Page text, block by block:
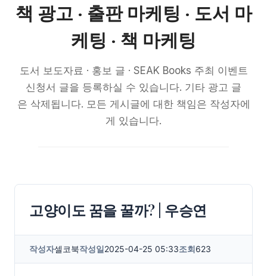
책 광고 · 출판 마케팅 · 도서 마
케팅 · 책 마케팅
도서 보도자료 · 홍보 글 · SEAK Books 주최 이벤트
신청서 글을 등록하실 수 있습니다. 기타 광고 글
은 삭제됩니다. 모든 게시글에 대한 책임은 작성자에
게 있습니다.
고양이도 꿈을 꿀까? | 우승연
작성자셀코북작성일2025-04-25 05:33조회623